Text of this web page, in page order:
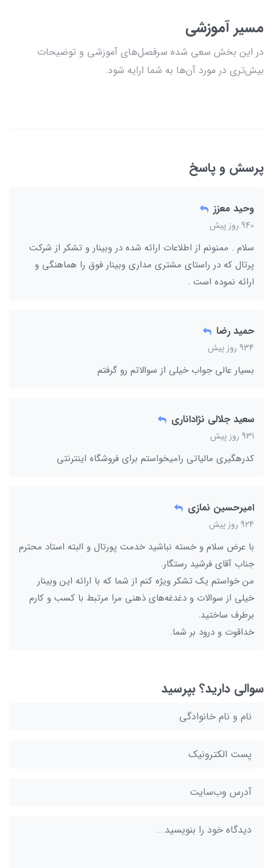
مسیر آموزشی
در این بخش سعی شده سرفصل‌های آموزشی و توضیحات
بیش‌تری در مورد آن‌ها به شما ارایه شود.
پرسش و پاسخ
وحید معزز
940 روز پیش
سلام . ممنونم از اطلاعات ارائه شده در وبینار و تشکر از شرکت
پرتال که در راستای مشتری مداری وبینار فوق را هماهنگی و
ارائه نموده است .
حمید رضا
934 روز پیش
بسیار عالی جواب خیلی از سوالاتم رو گرفتم
سعید جلالی نژاداناری
931 روز پیش
کدرهگیری مالیاتی رامیخواستم برای فروشگاه اینترنتی
امیرحسین نمازی
924 روز پیش
با عرض سلام و خسته نباشید خدمت پورتال و البته استاد محترم
جناب آقای فرشید رستگار.
من خواستم یک تشکر ویژه کنم از شما که با ارائه این وبینار
خیلی از سوالات و دغدغه‌های ذهنی مرا مرتبط با کسب و کارم
برطرف ساختید.
خداقوت و درود بر شما.
سوالی دارید؟ بپرسید